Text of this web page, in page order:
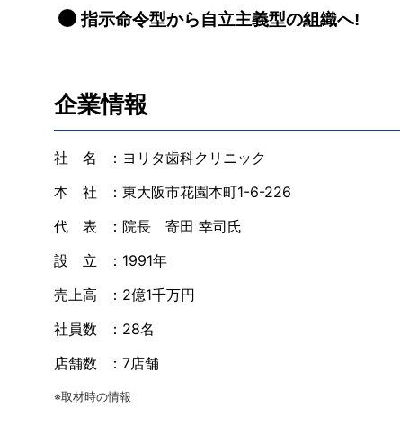
指示命令型から自立主義型の組織へ!
企業情報
社 名
：ヨリタ歯科クリニック
本 社
：東大阪市花園本町1-6-226
代 表
：院長 寄田 幸司氏
設 立
：1991年
売上高
：2億1千万円
社員数
：28名
店舗数
：7店舗
※取材時の情報